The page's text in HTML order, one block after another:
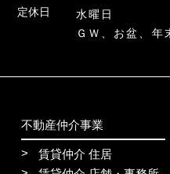
定休日
水曜日
ＧＷ、お盆、年
不動産仲介事業
賃貸仲介 住居